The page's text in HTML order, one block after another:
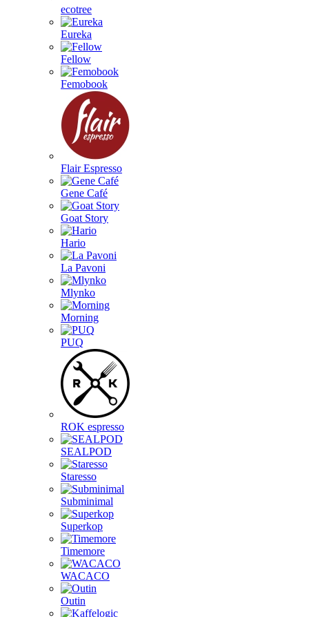
ecotree
Eureka
Fellow
Femobook
Flair Espresso
Gene Café
Goat Story
Hario
La Pavoni
Mlynko
Morning
PUQ
ROK espresso
SEALPOD
Staresso
Subminimal
Superkop
Timemore
WACACO
Outin